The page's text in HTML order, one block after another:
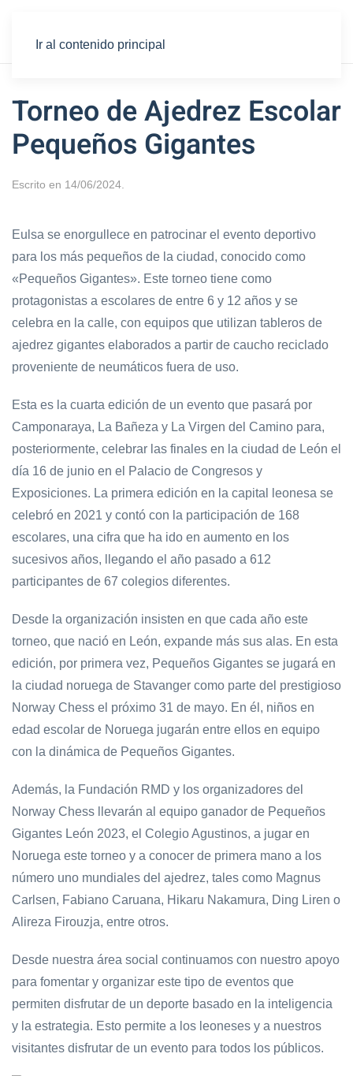
Ir al contenido principal
Torneo de Ajedrez Escolar
Pequeños Gigantes
Escrito en 14/06/2024
Eulsa se enorgullece en patrocinar el evento deportivo
para los más pequeños de la ciudad, conocido como
«Pequeños Gigantes». Este torneo tiene como
protagonistas a escolares de entre 6 y 12 años y se
celebra en la calle, con equipos que utilizan tableros de
ajedrez gigantes elaborados a partir de caucho reciclado
proveniente de neumáticos fuera de uso.
Esta es la cuarta edición de un evento que pasará por
Camponaraya, La Bañeza y La Virgen del Camino para,
posteriormente, celebrar las finales en la ciudad de León el
día 16 de junio en el Palacio de Congresos y
Exposiciones. La primera edición en la capital leonesa se
celebró en 2021 y contó con la participación de 168
escolares, una cifra que ha ido en aumento en los
sucesivos años, llegando el año pasado a 612
participantes de 67 colegios diferentes.
Desde la organización insisten en que cada año este
torneo, que nació en León, expande más sus alas. En esta
edición, por primera vez, Pequeños Gigantes se jugará en
la ciudad noruega de Stavanger como parte del prestigioso
Norway Chess el próximo 31 de mayo. En él, niños en
edad escolar de Noruega jugarán entre ellos en equipo
con la dinámica de Pequeños Gigantes.
Además, la Fundación RMD y los organizadores del
Norway Chess llevarán al equipo ganador de Pequeños
Gigantes León 2023, el Colegio Agustinos, a jugar en
Noruega este torneo y a conocer de primera mano a los
número uno mundiales del ajedrez, tales como Magnus
Carlsen, Fabiano Caruana, Hikaru Nakamura, Ding Liren o
Alireza Firouzja, entre otros.
Desde nuestra área social continuamos con nuestro apoyo
para fomentar y organizar este tipo de eventos que
permiten disfrutar de un deporte basado en la inteligencia
y la estrategia. Esto permite a los leoneses y a nuestros
visitantes disfrutar de un evento para todos los públicos.